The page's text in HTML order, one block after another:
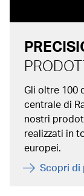
Gli oltre 100
centrale di
nostri
realizzati in
europei.
Scopri di